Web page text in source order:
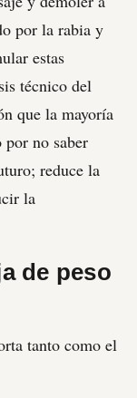
por la rabia y
estas
técnico del
que la mayoría
por no saber
reduce la
la
de peso
tanto como el